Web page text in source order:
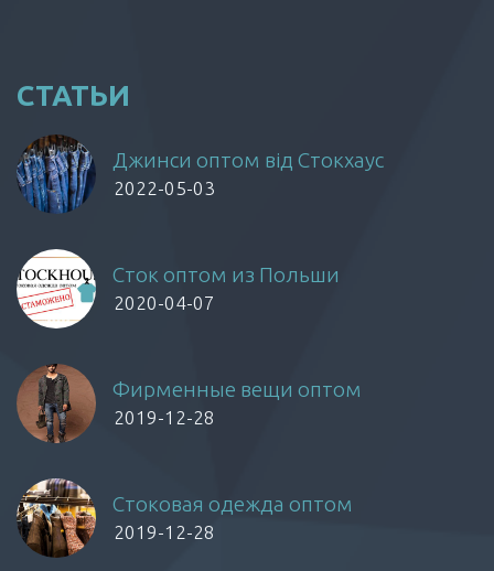
СТАТЬИ
Джинси оптом від Стокхаус
2022-05-03
Сток оптом из Польши
2020-04-07
Фирменные вещи оптом
2019-12-28
Стоковая одежда оптом
2019-12-28